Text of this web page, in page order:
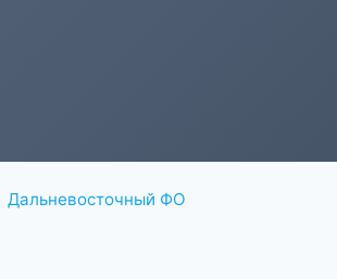
Дальневосточный ФО